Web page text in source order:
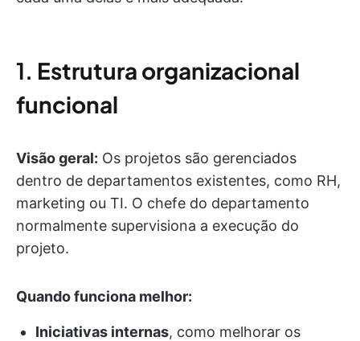
1. Estrutura organizacional
funcional
Visão geral: Os projetos são gerenciados
dentro de departamentos existentes, como RH,
marketing ou TI. O chefe do departamento
normalmente supervisiona a execução do
projeto.
Quando funciona melhor:
Iniciativas internas, como melhorar os